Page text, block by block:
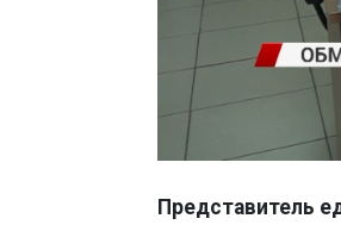
Представитель